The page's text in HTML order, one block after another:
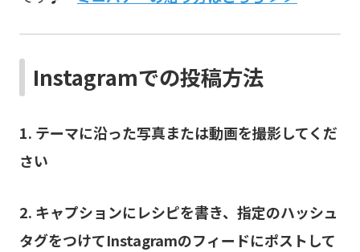
Instagramでの投稿方法
1. テーマに沿った写真または動画を撮影してくだ
さい
2. キャプションにレシピを書き、 指定のハッシュ
タグをつけてInstagramのフィードにポストして